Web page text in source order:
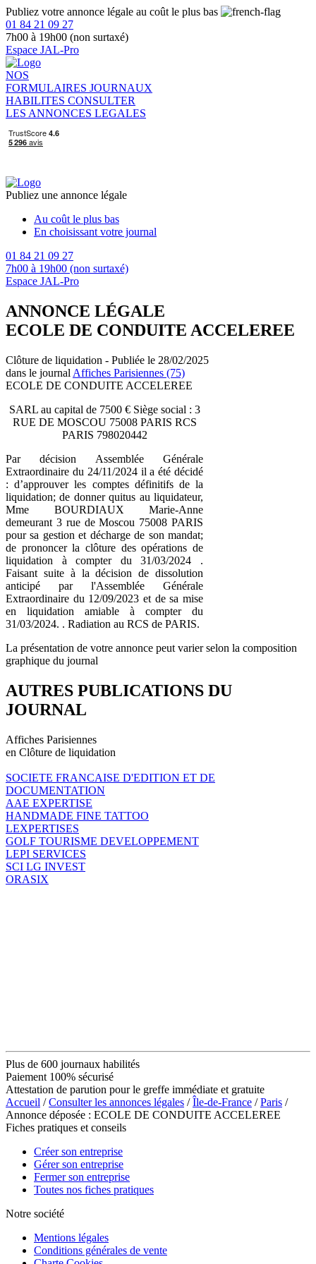
Publiez votre annonce légale au coût le plus bas
01 84 21 09 27
7h00 à 19h00 (non surtaxé)
Espace JAL-Pro
NOS
FORMULAIRES JOURNAUX
HABILITES CONSULTER
LES ANNONCES LEGALES
Publiez une annonce légale
Au coût le plus bas
En choisissant votre journal
01 84 21 09 27
7h00 à 19h00 (non surtaxé)
Espace JAL-Pro
ANNONCE LÉGALE
ECOLE DE CONDUITE ACCELEREE
Clôture de liquidation - Publiée le 28/02/2025
dans le journal Affiches Parisiennes (75)
ECOLE DE CONDUITE ACCELEREE
SARL au capital de 7500 € Siège social : 3
RUE DE MOSCOU 75008 PARIS RCS
PARIS 798020442
Par décision Assemblée Générale
Extraordinaire du 24/11/2024 il a été décidé
: d’approuver les comptes définitifs de la
liquidation; de donner quitus au liquidateur,
Mme BOURDIAUX Marie-Anne
demeurant 3 rue de Moscou 75008 PARIS
pour sa gestion et décharge de son mandat;
de prononcer la clôture des opérations de
liquidation à compter du 31/03/2024 .
Faisant suite à la décision de dissolution
anticipé par l'Assemblée Générale
Extraordinaire du 12/09/2023 et de sa mise
en liquidation amiable à compter du
31/03/2024. . Radiation au RCS de PARIS.
La présentation de votre annonce peut varier selon la composition
graphique du journal
AUTRES PUBLICATIONS DU
JOURNAL
Affiches Parisiennes
en Clôture de liquidation
SOCIETE FRANCAISE D'EDITION ET DE
DOCUMENTATION
AAE EXPERTISE
HANDMADE FINE TATTOO
LEXPERTISES
GOLF TOURISME DEVELOPPEMENT
LEPI SERVICES
SCI LG INVEST
ORASIX
Plus de 600 journaux habilités
Paiement 100% sécurisé
Attestation de parution pour le greffe immédiate et gratuite
Accueil /Consulter les annonces légales /Île-de-France /Paris /
Annonce déposée : ECOLE DE CONDUITE ACCELEREE
Fiches pratiques et conseils
Créer son entreprise
Gérer son entreprise
Fermer son entreprise
Toutes nos fiches pratiques
Notre société
Mentions légales
Conditions générales de vente